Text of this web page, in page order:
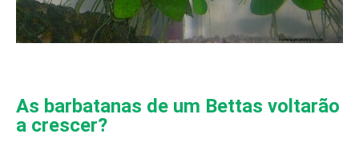
As barbatanas de um Bettas voltarão
a crescer?